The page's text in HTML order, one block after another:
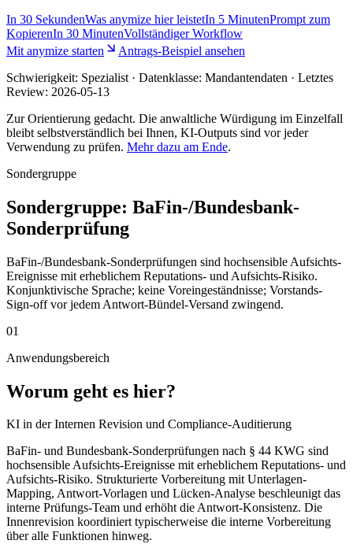
In 30 SekundenWas anymize hier leistetIn 5 MinutenPrompt zum
KopierenIn 30 MinutenVollständiger Workflow
Mit anymize starten
Antrags-Beispiel ansehen
Schwierigkeit: Spezialist · Datenklasse: Mandantendaten · Letztes
Review: 2026-05-13
Zur Orientierung gedacht. Die anwaltliche Würdigung im Einzelfall
bleibt selbstverständlich bei Ihnen, KI-Outputs sind vor jeder
Verwendung zu prüfen. Mehr dazu am Ende.
Sondergruppe
Sondergruppe: BaFin-/Bundesbank-
Sonderprüfung
BaFin-/Bundesbank-Sonderprüfungen sind hochsensible Aufsichts-
Ereignisse mit erheblichem Reputations- und Aufsichts-Risiko.
Konjunktivische Sprache; keine Voreingeständnisse; Vorstands-
Sign-off vor jedem Antwort-Bündel-Versand zwingend.
01
Anwendungsbereich
Worum geht es hier?
KI in der Internen Revision und Compliance-Auditierung
BaFin- und Bundesbank-Sonderprüfungen nach § 44 KWG sind
hochsensible Aufsichts-Ereignisse mit erheblichem Reputations- und
Aufsichts-Risiko. Strukturierte Vorbereitung mit Unterlagen-
Mapping, Antwort-Vorlagen und Lücken-Analyse beschleunigt das
interne Prüfungs-Team und erhöht die Antwort-Konsistenz. Die
Innenrevision koordiniert typischerweise die interne Vorbereitung
über alle Funktionen hinweg.